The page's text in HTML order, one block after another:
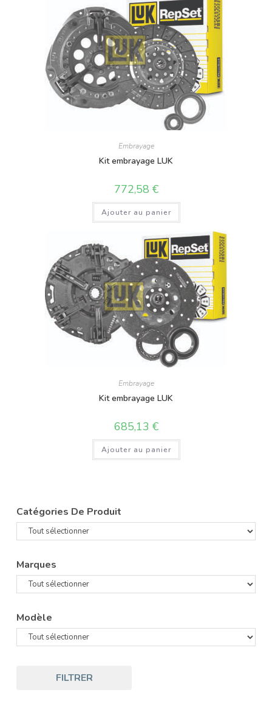
Embrayage
Kit embrayage LUK
772,58 €
Ajouter au panier
Embrayage
Kit embrayage LUK
685,13 €
Ajouter au panier
Catégories De Produit
Marques
Modèle
FILTRER